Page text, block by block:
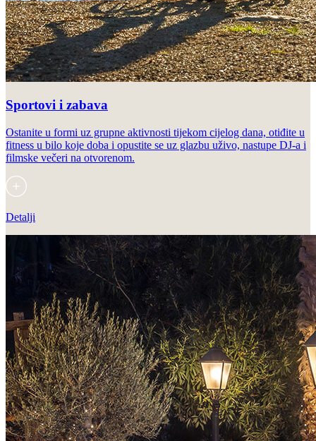
Sportovi i zabava
Ostanite u formi uz grupne aktivnosti tijekom cijelog dana, otiđite u
fitness u bilo koje doba i opustite se uz glazbu uživo, nastupe DJ-a i
filmske večeri na otvorenom.
Detalji